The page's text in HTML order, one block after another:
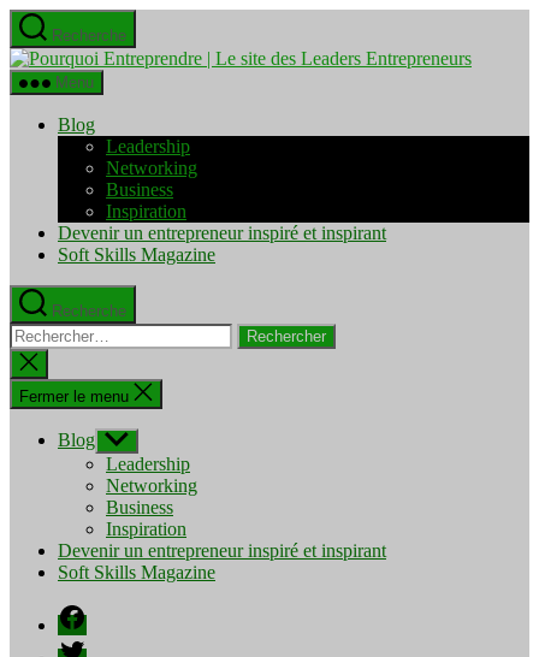
Aller
au
contenu
Recherche
Pourquoi
Menu
Blog
Leadership
Networking
Business
Inspiration
Devenir un entrepreneur inspiré et inspirant
Soft Skills Magazine
Recherche
Rechercher :
Fermer
la
recherche
Fermer le menu
Blog Afficher
le
sous-
menu
Leadership
Networking
Business
Inspiration
Devenir un entrepreneur inspiré et inspirant
Soft Skills Magazine
Facebook
Twitter